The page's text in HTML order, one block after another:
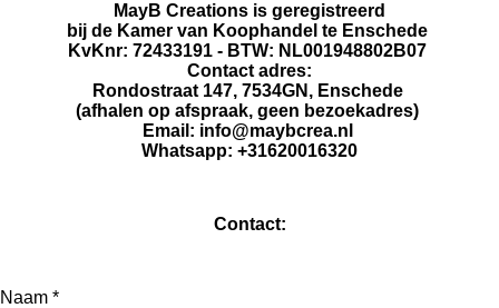
MayB Creations is geregistreerd
bij de Kamer van Koophandel te Enschede
KvKnr: 72433191 - BTW: NL001948802B07
Contact adres:
Rondostraat 147, 7534GN, Enschede
(afhalen op afspraak, geen bezoekadres)
Email: info@maybcrea.nl
Whatsapp: +31620016320
Contact:
Naam *